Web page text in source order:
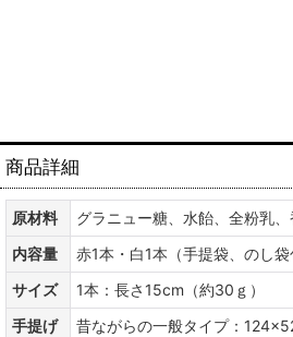
商品詳細
原材料
グラニュー糖、水飴、全粉乳
内容量
赤1本・白1本（手提袋、のし袋
サイズ
1本：長さ15cm（約30ｇ）
手提げ
昔ながらの一般タイプ：